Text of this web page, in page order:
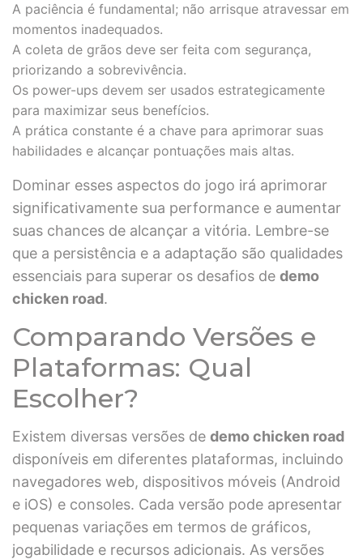
A paciência é fundamental; não arrisque atravessar em
momentos inadequados.
A coleta de grãos deve ser feita com segurança,
priorizando a sobrevivência.
Os power-ups devem ser usados estrategicamente
para maximizar seus benefícios.
A prática constante é a chave para aprimorar suas
habilidades e alcançar pontuações mais altas.
Dominar esses aspectos do jogo irá aprimorar
significativamente sua performance e aumentar
suas chances de alcançar a vitória. Lembre-se
que a persistência e a adaptação são qualidades
essenciais para superar os desafios de demo
chicken road.
Comparando Versões e
Plataformas: Qual
Escolher?
Existem diversas versões de demo chicken road
disponíveis em diferentes plataformas, incluindo
navegadores web, dispositivos móveis (Android
e iOS) e consoles. Cada versão pode apresentar
pequenas variações em termos de gráficos,
jogabilidade e recursos adicionais. As versões